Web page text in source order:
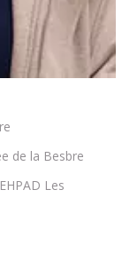
de la Besbre
Les